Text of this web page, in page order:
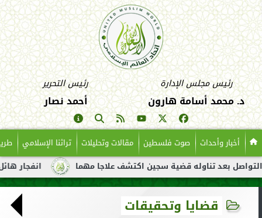
رئيس مجلس الإدارة
د. محمد أسامة هارون
رئيس التحرير
أحمد نصار
أخبار وأحداث صوت فلسطين مقالات وتحليلات تراثنا الإسلامي
انفجار هائل لناقلة تناوله قضية سجين اكتشف علاجا مهما
قضايا وتحقيقات